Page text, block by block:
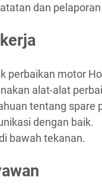
dan
perbaikan motor
alat-alat
tentang spare
dengan baik.
bawah tekanan.